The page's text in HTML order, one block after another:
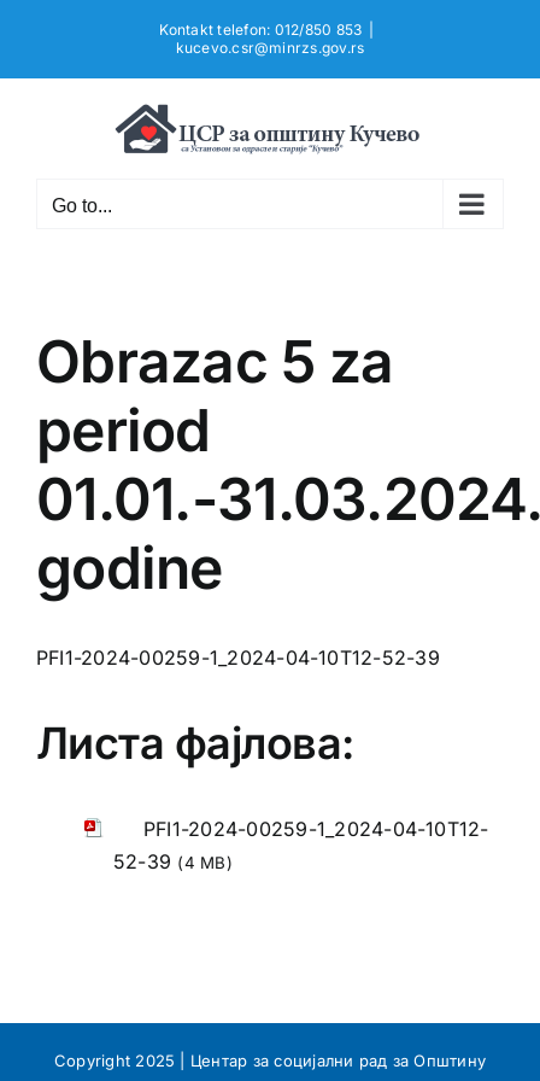
content
Kontakt telefon: 012/850 853
kucevo.csr@minrzs.gov.rs
Go to...
Obrazac 5 za
period
01.01.-
godine
PFI1-2024-00259-1_2024-04-10T12-52-39
Листа фајлова:
PFI1-2024-00259-1_2024-04-10T12-
52-39 (4 MB)
Copyright 2025 | Центар за социјални рад за Општину